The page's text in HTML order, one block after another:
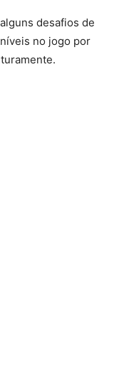
desafios de
no jogo por